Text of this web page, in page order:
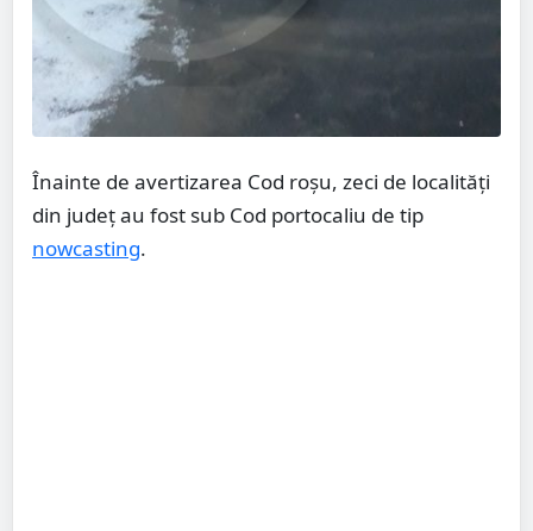
Înainte de avertizarea Cod roșu, zeci de localități
din județ au fost sub Cod portocaliu de tip
nowcasting.